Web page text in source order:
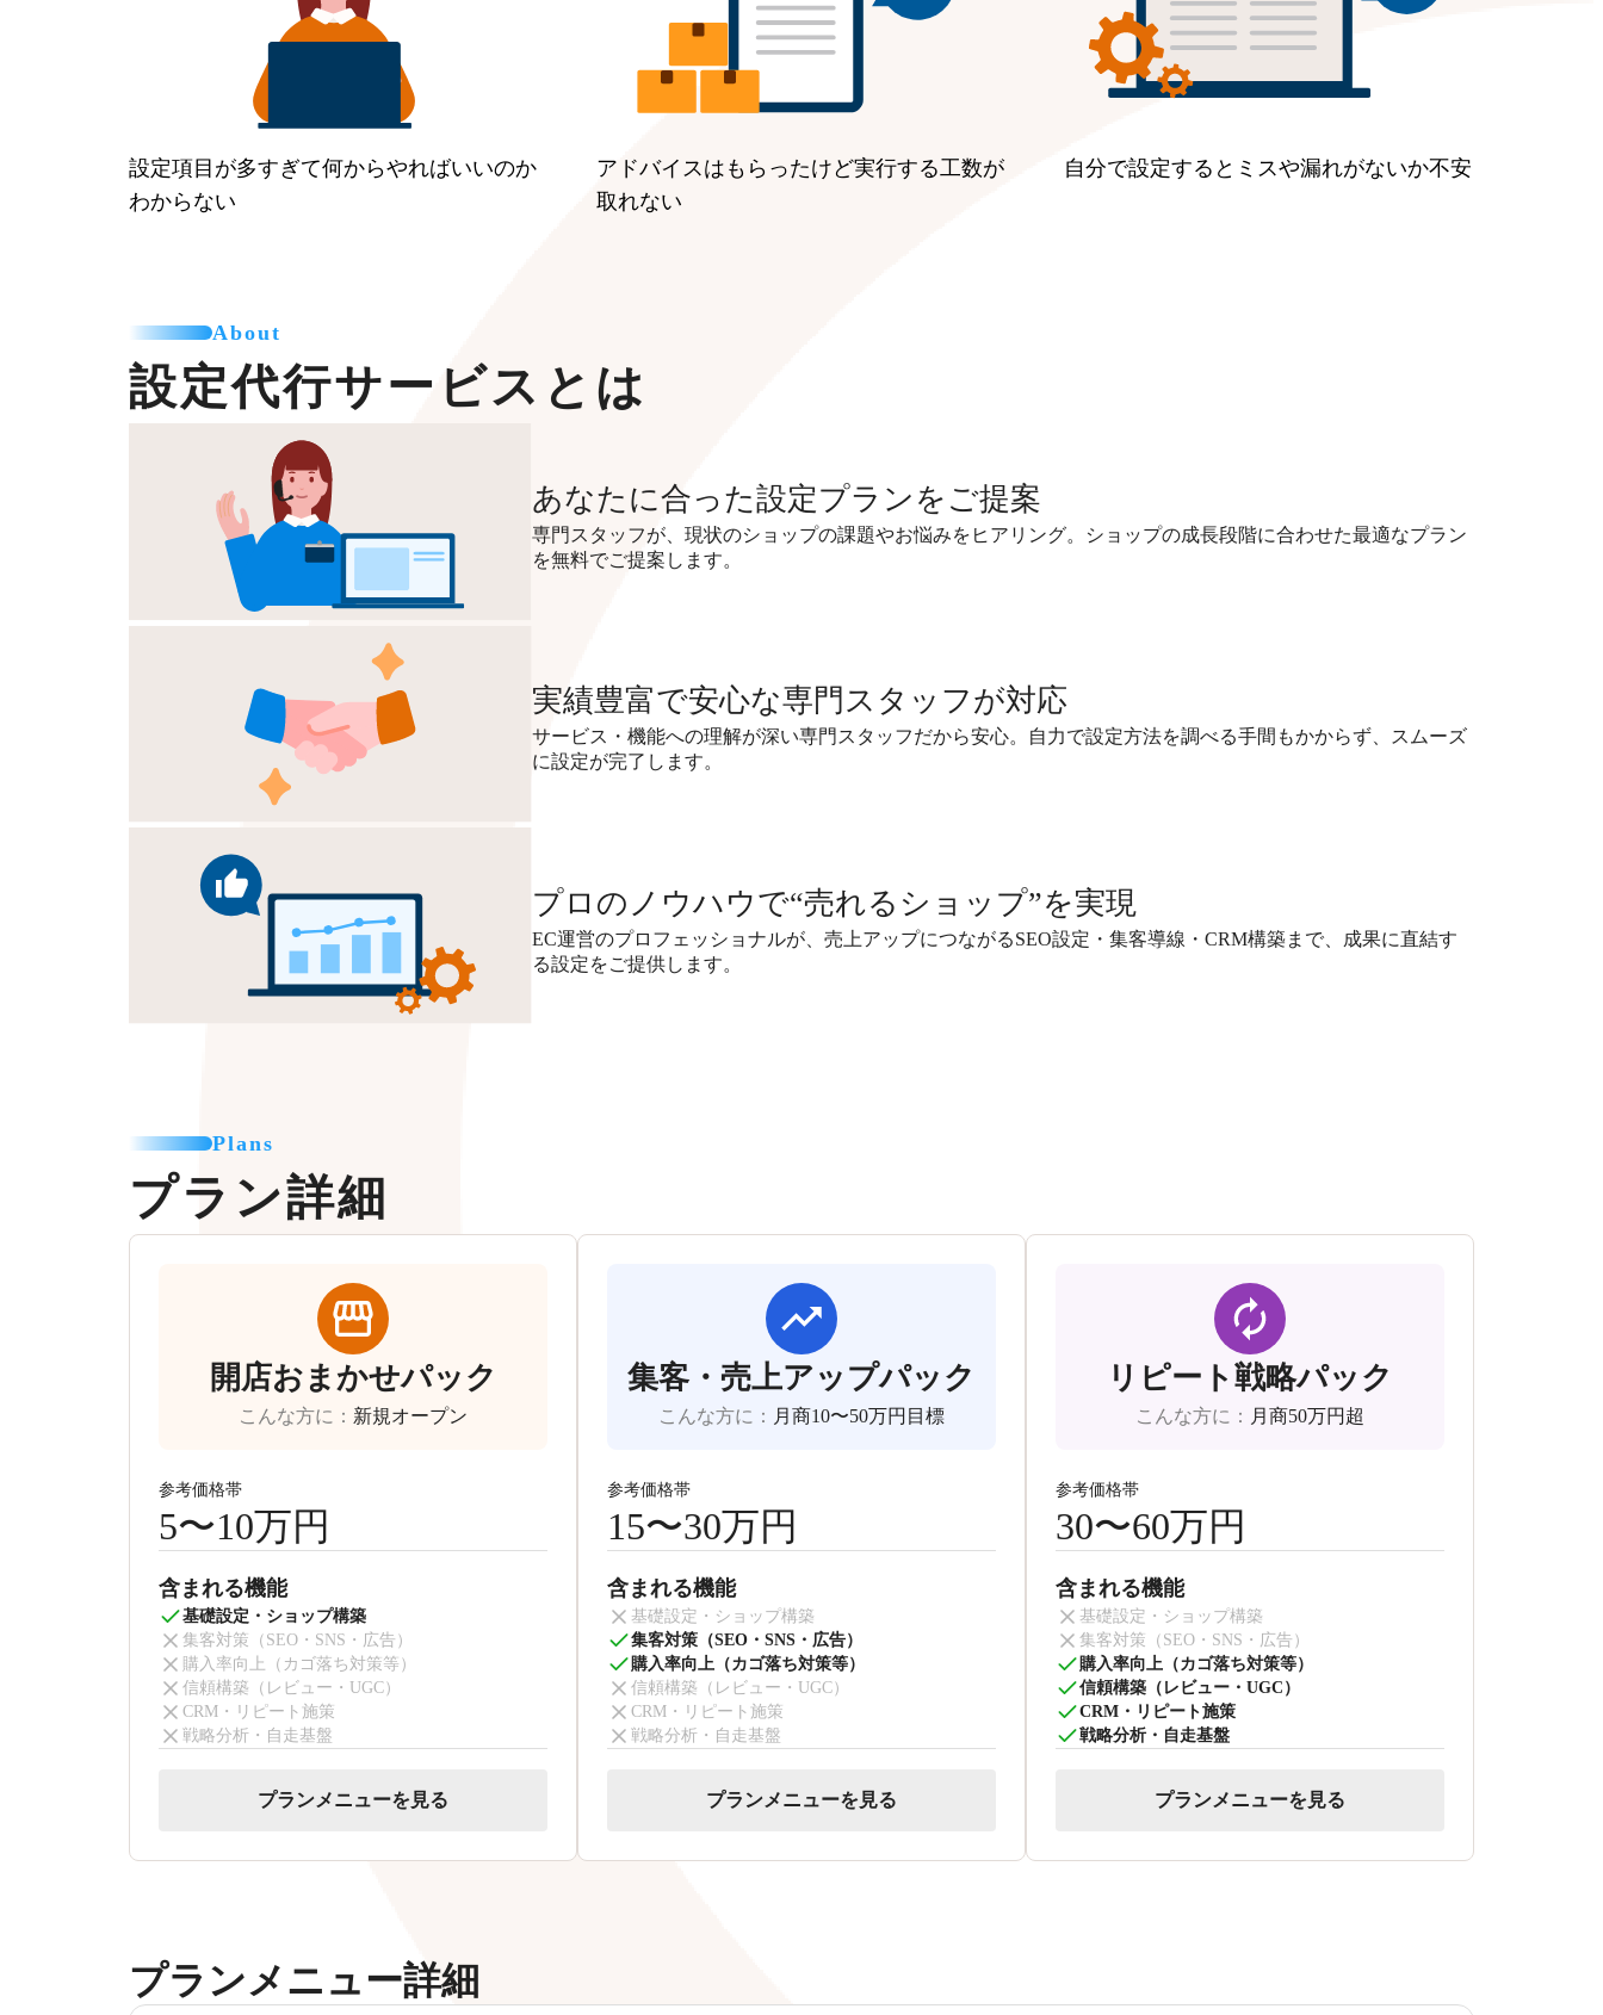
設定項目が多すぎて何からやればいいのか
わからない
アドバイスはもらったけど実行する工数が
取れない
自分で設定するとミスや漏れがないか不安
About
設定代行サービスとは
あなたに合った設定プランをご提案
専門スタッフが、現状のショップの課題やお悩みをヒアリング。ショップの成長段階に合わせた最適なプラン
を無料でご提案します。
実績豊富で安心な専門スタッフが対応
サービス・機能への理解が深い専門スタッフだから安心。自力で設定方法を調べる手間もかからず、スムーズ
に設定が完了します。
プロのノウハウで“売れるショップ”を実現
EC運営のプロフェッショナルが、売上アップにつながるSEO設定・集客導線・CRM構築まで、成果に直結す
る設定をご提供します。
Plans
プラン詳細
開店おまかせパック
こんな方に ： 新規オープン
参考価格帯
5〜10万円
含まれる機能
基礎設定・ショップ構築
集客対策（SEO・SNS・広告）
購入率向上（カゴ落ち対策等）
信頼構築（レビュー・UGC）
CRM・リピート施策
戦略分析・自走基盤
プランメニューを見る
集客・売上アップパック
こんな方に ： 月商10〜50万円目標
参考価格帯
15〜30万円
含まれる機能
基礎設定・ショップ構築
集客対策（SEO・SNS・広告）
購入率向上（カゴ落ち対策等）
信頼構築（レビュー・UGC）
CRM・リピート施策
戦略分析・自走基盤
プランメニューを見る
リピート戦略パック
こんな方に ： 月商50万円超
参考価格帯
30〜60万円
含まれる機能
基礎設定・ショップ構築
集客対策（SEO・SNS・広告）
購入率向上（カゴ落ち対策等）
信頼構築（レビュー・UGC）
CRM・リピート施策
戦略分析・自走基盤
プランメニューを見る
プランメニュー詳細